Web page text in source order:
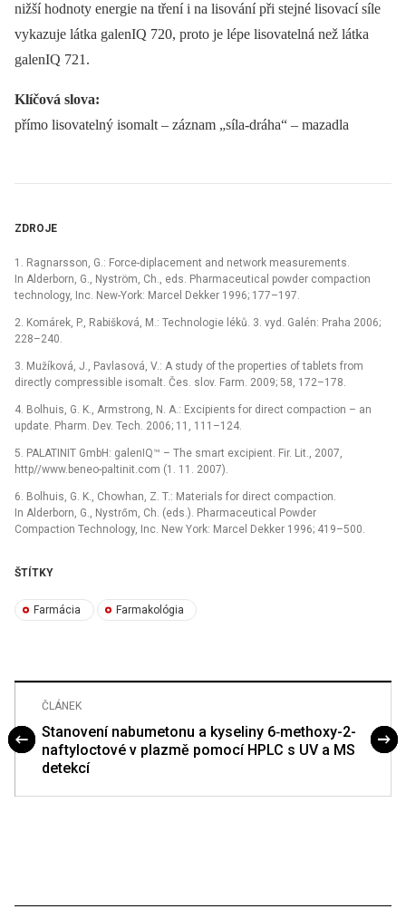
nižší hodnoty energie na tření i na lisování při stejné lisovací síle
vykazuje látka galenIQ 720, proto je lépe lisovatelná než látka
galenIQ 721.
Klíčová slova:
přímo lisovatelný isomalt –⁠ záznam „síla-dráha“ –⁠ mazadla
ZDROJE
1. Ragnarsson, G.: Force-diplacement and network measurements.
In Alderborn, G., Nyström, Ch., eds. Pharmaceutical powder compaction
technology, Inc. New-York: Marcel Dekker 1996; 177–197.
2. Komárek, P., Rabišková, M.: Technologie léků. 3. vyd. Galén: Praha 2006;
228–240.
3. Mužíková, J., Pavlasová, V.: A study of the properties of tablets from
directly compressible isomalt. Čes. slov. Farm. 2009; 58, 172–178.
4. Bolhuis, G. K., Armstrong, N. A.: Excipients for direct compaction –⁠ an
update. Pharm. Dev. Tech. 2006; 11, 111–124.
5. PALATINIT GmbH: galenIQ™ –⁠ The smart excipient. Fir. Lit., 2007,
http//www.beneo-paltinit.com (1. 11. 2007).
6. Bolhuis, G. K., Chowhan, Z. T.: Materials for direct compaction.
In Alderborn, G., Nystrőm, Ch. (eds.). Pharmaceutical Powder
Compaction Technology, Inc. New York: Marcel Dekker 1996; 419–500.
ŠTÍTKY
Farmácia Farmakológia
ČLÁNEK
Stanovení nabumetonu a kyseliny 6‑methoxy-2-
naftyloctové v plazmě pomocí HPLC s UV a MS
detekcí